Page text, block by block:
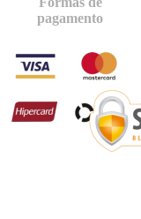
pagamento